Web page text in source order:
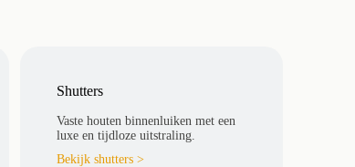
Shutters
Vaste houten binnenluiken met een
luxe en tijdloze uitstraling.
Bekijk shutters >